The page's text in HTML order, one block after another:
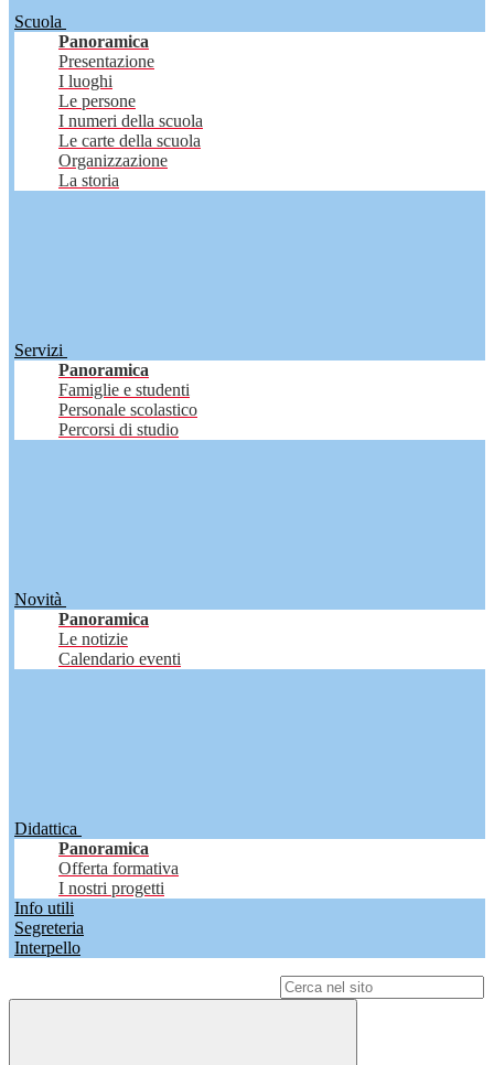
Scuola
Panoramica
Presentazione
I luoghi
Le persone
I numeri della scuola
Le carte della scuola
Organizzazione
La storia
Servizi
Panoramica
Famiglie e studenti
Personale scolastico
Percorsi di studio
Novità
Panoramica
Le notizie
Calendario eventi
Didattica
Panoramica
Offerta formativa
I nostri progetti
Info utili
Segreteria
Interpello